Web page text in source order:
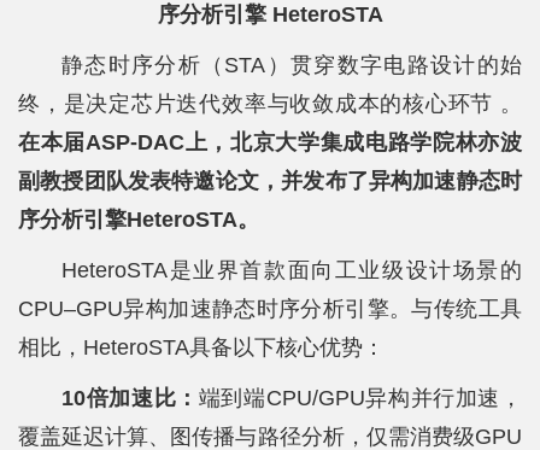
序分析引擎 HeteroSTA
静态时序分析（STA）贯穿数字电路设计的始
终，是决定芯片迭代效率与收敛成本的核心环节 。
在本届ASP-DAC上，北京大学集成电路学院林亦波
副教授团队发表特邀论文，并发布了异构加速静态时
序分析引擎HeteroSTA。
HeteroSTA是业界首款面向工业级设计场景的
CPU–GPU异构加速静态时序分析引擎。与传统工具
相比，HeteroSTA具备以下核心优势：
10倍加速比： 端到端CPU/GPU异构并行加速，
覆盖延迟计算、图传播与路径分析，仅需消费级GPU